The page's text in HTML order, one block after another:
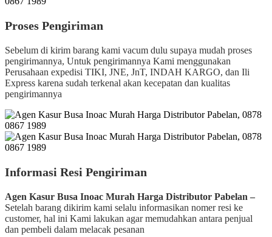
Proses Pengiriman
Sebelum di kirim barang kami vacum dulu supaya mudah proses
pengirimannya, Untuk pengirimannya Kami menggunakan
Perusahaan expedisi TIKI, JNE, JnT, INDAH KARGO, dan Ili
Express karena sudah terkenal akan kecepatan dan kualitas
pengirimannya
Informasi Resi Pengiriman
Agen Kasur Busa Inoac Murah Harga Distributor Pabelan –
Setelah barang dikirim kami selalu informasikan nomer resi ke
customer, hal ini Kami lakukan agar memudahkan antara penjual
dan pembeli dalam melacak pesanan